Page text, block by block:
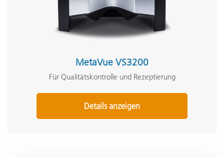
MetaVue VS3200
Für Qualitätskontrolle und Rezeptierung
Details anzeigen